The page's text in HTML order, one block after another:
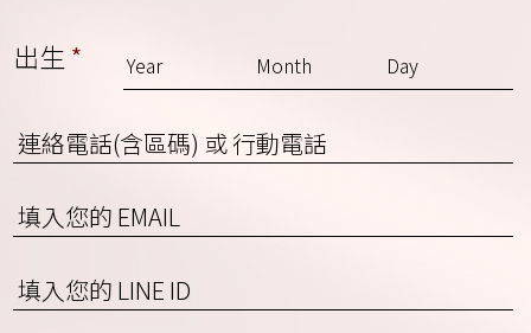
出生 *
連
絡
電
話
區
碼)
EMAIL
填
入